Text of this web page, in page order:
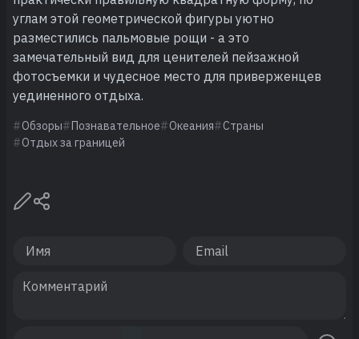
углам этой геометрической фигуры уютно
разместились пальмовые рощи - а это
замечательный вид для ценителей пейзажной
фотосъемки и чудесное место для приверженцев
уединенного отдыха.
Обзоры Познавательное Океания
Страны
Отдых за границей